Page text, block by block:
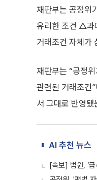
재판부는 공정위
유리한 조건 △과
거래조건 자체가
재판부는 “공정
관련된 거래조건
서 그대로 반영됐
AI 추천 뉴스
[속보] 법원, ‘